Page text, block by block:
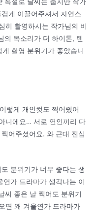
게 이끌어주셔서 자연스
히 촬영하시는 작가님의 비
의 목소리가 더 하이톤, 텐
촬영 분위기가 좋았습니
렇게 개인컷도 찍어줬어
니에요… 서로 연인끼리 다
어주셨어요. 와 근대 진심
분위기가 너무 좋다는 생
가 드라마가 생각나는 이
씨 좋은 날 찍어도 분위기
면 왜 겨울연가 드라마가